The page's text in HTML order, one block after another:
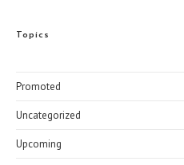
Topics
Promoted
Uncategorized
Upcoming